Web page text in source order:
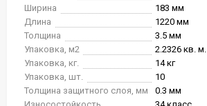
Ширина
183 мм
Длина
1220 мм
Толщина
3.5 мм
Упаковка, м2
2.2326 кв. м.
Упаковка, кг.
14 кг
Упаковка, шт.
10
Толщина защитного слоя, мм
0.3 мм